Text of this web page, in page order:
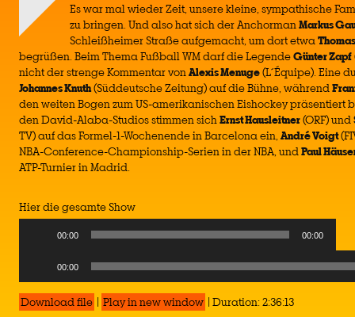
Es war mal wieder Zeit, unsere kleine, sympathische
zu bringen. Und also hat sich der AnchormanMarkus
Schleißheimer Straße aufgemacht, um dort etwa
begrüßen. Beim Thema Fußball WM darf die LegendeGünter Zapf
nicht der strenge Kommentar vonAlexis Menuge(L´Équipe). Eine
Johannes Knuth(Süddeutsche Zeitung) auf die Bühne, während
den weiten Bogen zum US-amerikanischen Eishockey präsentiert
den David-Alaba-Studios stimmen sichErnst Hausleitner(ORF) und
TV) auf das Formel-1-Wochenende in Barcelona ein, André Voigt
NBA-Conference-Championship-Serien in der NBA, undPaul
ATP-Turnier in Madrid.
Hier die gesamte Show
00:00 00:00
00:00
Download file | Play in new window | Duration: 2:36:13